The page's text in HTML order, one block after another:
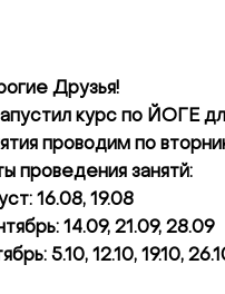
Друзья!
курс по ЙОГЕ
проводим по
проведения занятй:
16.08, 19.08
14.09, 21.09, 28.09
5.10, 12.10, 19.10,